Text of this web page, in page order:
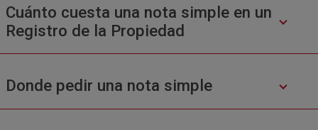
Cuánto cuesta una nota simple en un
Registro de la Propiedad
Donde pedir una nota simple